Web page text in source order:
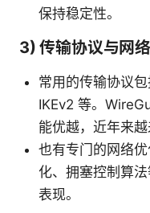
保持稳定性。
3) 传输协议与网
常用的传输协议
IKEv2 等。
能优越，近年来越
也有专门的网络
化、拥塞控制算
表现。